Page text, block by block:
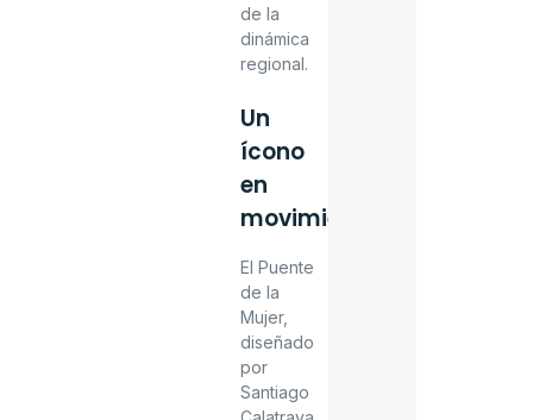
de la
dinámica
regional.
Un
ícono
en
movimiento
ElPuente
de la
Mujer,
diseñado
por
Santiago